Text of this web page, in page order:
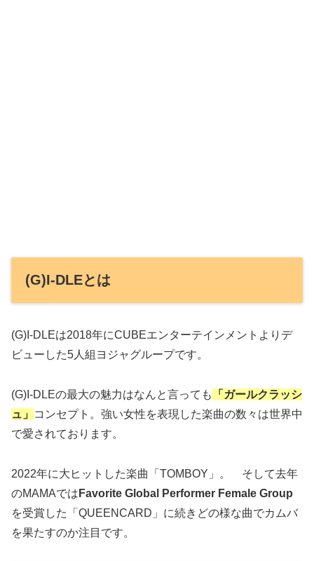
(G)I-DLEとは
(G)I-DLEは2018年にCUBEエンターテインメントよりデ
ビューした5人組ヨジャグループです。
(G)I-DLEの最大の魅力はなんと言っても
「ガールクラッシ
ュ」
コンセプト。強い女性を表現した楽曲の数々は世界中
で愛されております。
2022年に大ヒットした楽曲「TOMBOY」。 そして去年
のMAMAでは Favorite Global Performer Female Group
を受賞した「QUEENCARD」に続きどの様な曲でカムバ
を果たすのか注目です。